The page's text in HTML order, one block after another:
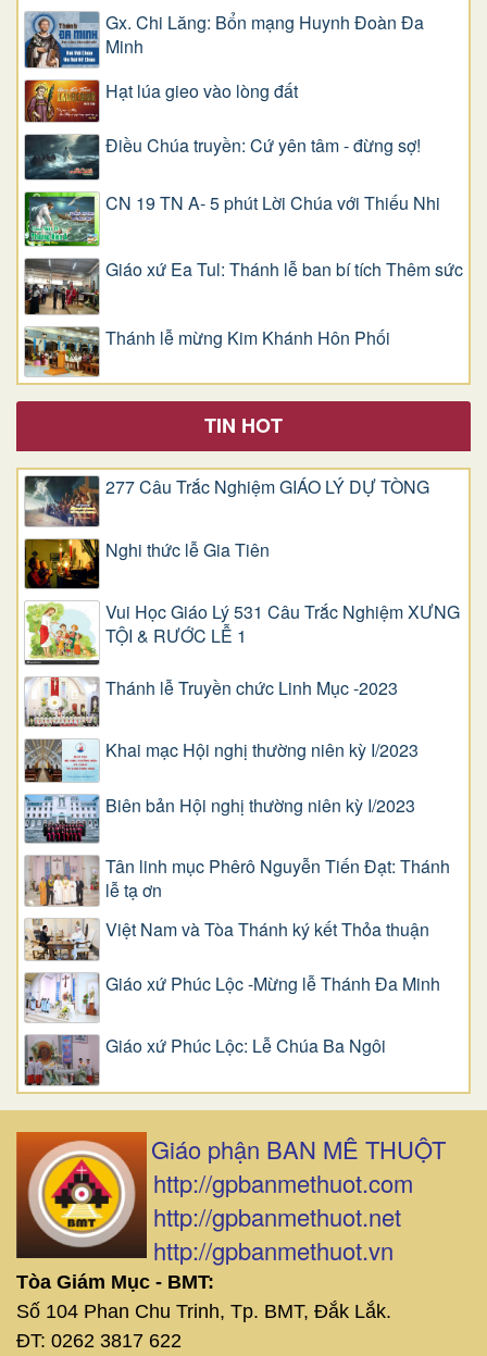
Gx. Chi Lăng: Bổn mạng Huynh Đoàn Đa
Minh
Hạt lúa gieo vào lòng đất
Điều Chúa truyền: Cứ yên tâm - đừng sợ!
CN 19 TN A- 5 phút Lời Chúa với Thiếu Nhi
Giáo xứ Ea Tul: Thánh lễ ban bí tích Thêm sức
Thánh lễ mừng Kim Khánh Hôn Phối
TIN HOT
277 Câu Trắc Nghiệm GIÁO LÝ DỰ TÒNG
Nghi thức lễ Gia Tiên
Vui Học Giáo Lý 531 Câu Trắc Nghiệm XƯNG
TỘI & RƯỚC LỄ 1
Thánh lễ Truyền chức Linh Mục -2023
Khai mạc Hội nghị thường niên kỳ I/2023
Biên bản Hội nghị thường niên kỳ I/2023
Tân linh mục Phêrô Nguyễn Tiến Đạt: Thánh
lễ tạ ơn
Việt Nam và Tòa Thánh ký kết Thỏa thuận
Giáo xứ Phúc Lộc -Mừng lễ Thánh Đa Minh
Giáo xứ Phúc Lộc: Lễ Chúa Ba Ngôi
Giáo phận BAN MÊ THUỘT
http://gpbanmethuot.com
http://gpbanmethuot.net
http://gpbanmethuot.vn
Tòa Giám Mục - BMT:
Số 104 Phan Chu Trinh, Tp. BMT, Đắk Lắk.
ĐT: 0262 3817 622